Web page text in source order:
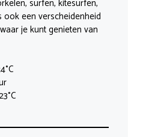
surfen, kitesurfen,
ook een verscheidenheid
je kunt genieten van